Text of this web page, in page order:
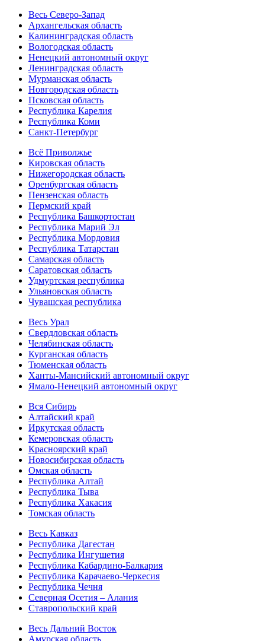
Весь Северо-Запад
Архангельская область
Калининградская область
Вологодская область
Ненецкий автономный округ
Ленинградская область
Мурманская область
Новгородская область
Псковская область
Республика Карелия
Республика Коми
Санкт-Петербург
Всё Приволжье
Кировская область
Нижегородская область
Оренбургская область
Пензенская область
Пермский край
Республика Башкортостан
Республика Марий Эл
Республика Мордовия
Республика Татарстан
Самарская область
Саратовская область
Удмуртская республика
Ульяновская область
Чувашская республика
Весь Урал
Свердловская область
Челябинская область
Курганская область
Тюменская область
Ханты-Мансийский автономный округ
Ямало-Ненецкий автономный округ
Вся Сибирь
Алтайский край
Иркутская область
Кемеровская область
Красноярский край
Новосибирская область
Омская область
Республика Алтай
Республика Тыва
Республика Хакасия
Томская область
Весь Кавказ
Республика Дагестан
Республика Ингушетия
Республика Кабардино-Балкария
Республика Карачаево-Черкесия
Республика Чечня
Северная Осетия – Алания
Ставропольский край
Весь Дальний Восток
Амурская область